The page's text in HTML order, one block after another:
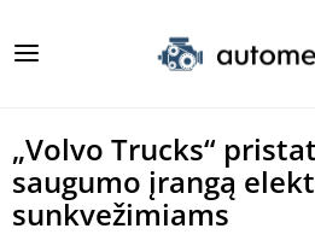
„Volvo Trucks“
saugumo įrangą
sunkvežimiams